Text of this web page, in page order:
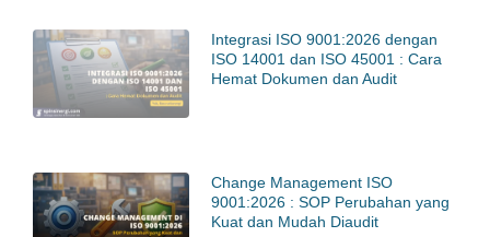
Integrasi ISO 9001:2026 dengan
ISO 14001 dan ISO 45001 : Cara
Hemat Dokumen dan Audit
Change Management ISO
9001:2026 : SOP Perubahan yang
Kuat dan Mudah Diaudit